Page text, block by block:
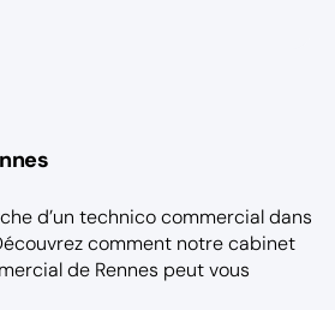
d’un technico commercial dans
comment notrecabinet
de Rennes peut vous